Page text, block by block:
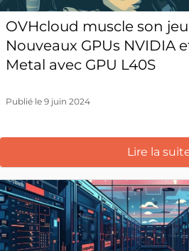
OVHcloud muscle son jeu
Nouveaux GPUs NVIDIA
Metal avec GPU L40S
Publié le 9 juin 2024
Lire la